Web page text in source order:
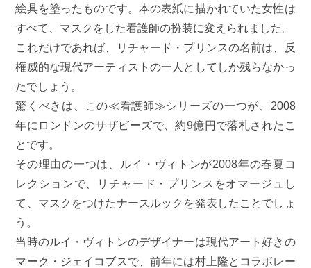
絵具を塗ったものです。本の表紙に描かれていた女性は
すべて、マスクをした看護師の扮装に変えられました。
これだけであれば、リチャード・プリンスの名前は、反
権威的な現代アーティストの一人としてしか残らなかっ
たでしょう。
驚くべきは、この≪看護師≫シリーズの一つが、2008
年にロンドンのサザビーズで、約9億円で落札されたこ
とです。
その理由の一つは、ルイ・ヴィトンが2008年の春夏コ
レクションで、リチャード・プリンスをオマージュし
て、マスクをつけたナースルックを発表したことでしょ
う。
当時のルイ・ヴィトンのデザイナーは現代アート好きの
マーク・ジェイコブスで、前年には村上隆とコラボレー